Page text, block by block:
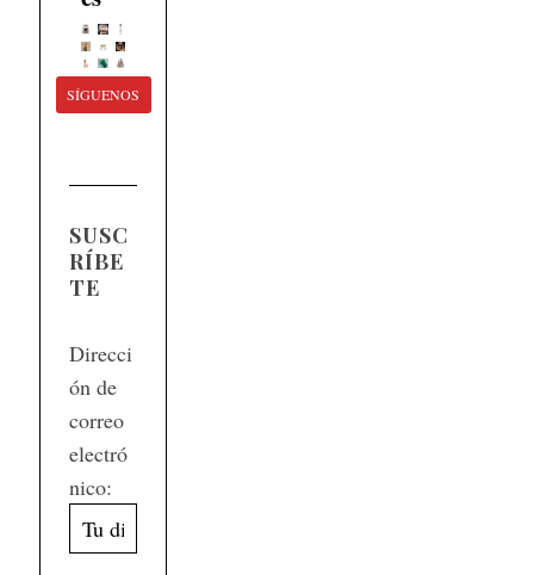
SÍGUENOS
SUSC
RÍBE
TE
Direcci
ón de
correo
electró
nico: